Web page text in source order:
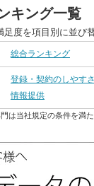
キング一覧
度を項目別に並び
総合ランキング
登録・契約のしやすさ
情報提供
は当社規定の条件を満